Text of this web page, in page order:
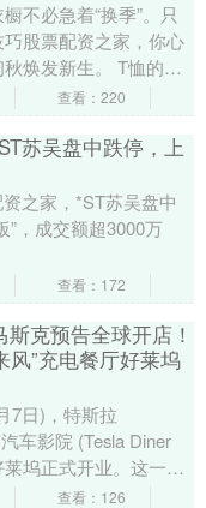
不必急着“换季”。只
股票配资之家，你心
焕发新生。 T恤的再
T恤是叠穿中最灵活
查看：220
苏吴盘中跌停，上
之家，*ST苏吴盘中
”，成交额超3000万
查看：172
克预告全球开店！
风”充电餐厅好莱坞
7日)，特斯拉
车影院 (Tesla Diner
坞正式开业。这一创
....
查看：126